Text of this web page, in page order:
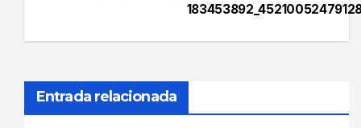
Navegación
de
entradas
Entrada relacionada